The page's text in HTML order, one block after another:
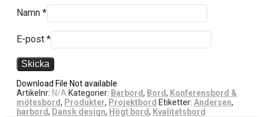
Namn *
E-post *
Download File Not available
Artikelnr: N/A Kategorier: Barbord, Bord, Konferensbord &
mötesbord, Produkter, Projektbord Etiketter: Andersen,
barbord, Dansk design, Högt bord, Kvalitetsbord